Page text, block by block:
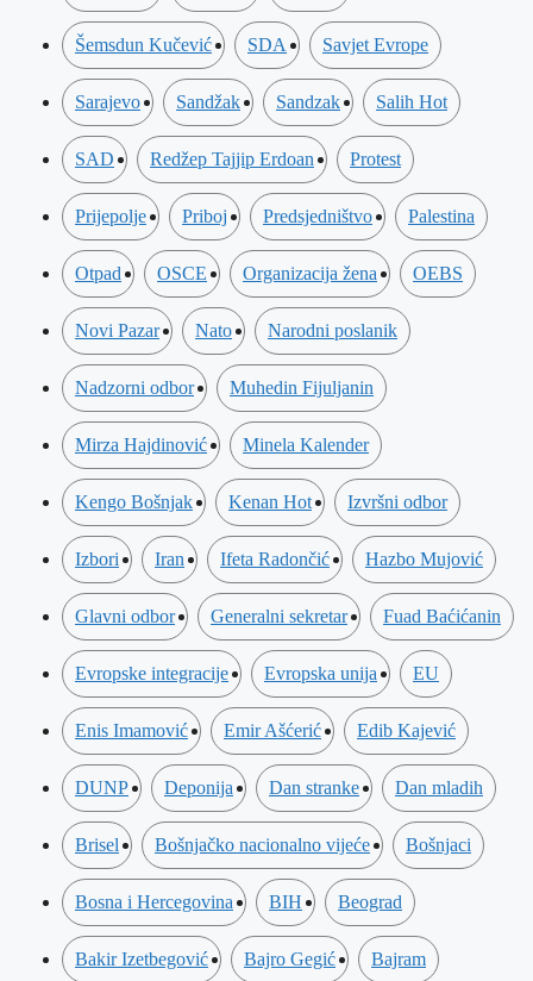
Šemsdun Kučević SDA Savjet Evrope
Sarajevo Sandžak Sandzak Salih Hot
SAD Redžep Tajjip Erdoan Protest
Prijepolje Priboj Predsjedništvo Palestina
Otpad OSCE Organizacija žena OEBS
Novi Pazar Nato Narodni poslanik
Nadzorni odbor Muhedin Fijuljanin
Mirza Hajdinović Minela Kalender
Kengo Bošnjak Kenan Hot Izvršni odbor
Izbori Iran Ifeta Radončić Hazbo Mujović
Glavni odbor Generalni sekretar Fuad Baćićanin
Evropske integracije Evropska unija EU
Enis Imamović Emir Ašćerić Edib Kajević
DUNP Deponija Dan stranke Dan mladih
Brisel Bošnjačko nacionalno vijeće Bošnjaci
Bosna i Hercegovina BIH Beograd
Bakir Izetbegović Bajro Gegić Bajram